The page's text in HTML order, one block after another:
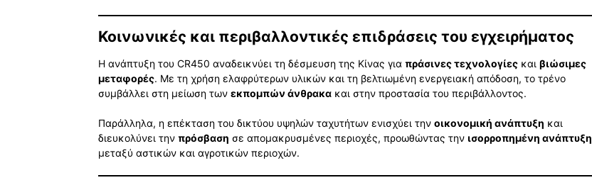
Κοινωνικές και περιβαλλοντικές επιδράσεις του εγχειρήματος
Η ανάπτυξη του CR450 αναδεικνύει τη δέσμευση της Κίνας για πράσινες τεχνολογίες και βιώσιμες
μεταφορές. Με τη χρήση ελαφρύτερων υλικών και τη βελτιωμένη ενεργειακή απόδοση, το τρένο
συμβάλλει στη μείωση των εκπομπών άνθρακα και στην προστασία του περιβάλλοντος.
Παράλληλα, η επέκταση του δικτύου υψηλών ταχυτήτων ενισχύει την οικονομική ανάπτυξη και
διευκολύνει την πρόσβαση σε απομακρυσμένες περιοχές, προωθώντας την ισορροπημένη ανάπτυξη
μεταξύ αστικών και αγροτικών περιοχών.